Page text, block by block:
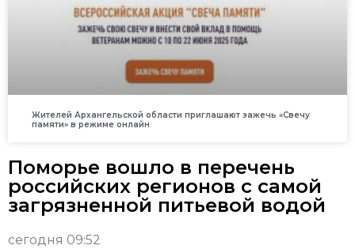
Жителей Архангельской области приглашают зажечь «Свечу
памяти» в режиме онлайн
Поморье вошло в перечень
российских регионов с самой
загрязненной питьевой водой
сегодня 09:52